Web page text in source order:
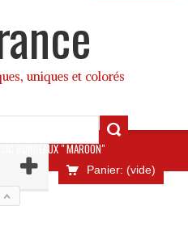
uniques et colorés
Panier: (vide)
BORDEAUX " MAROON"